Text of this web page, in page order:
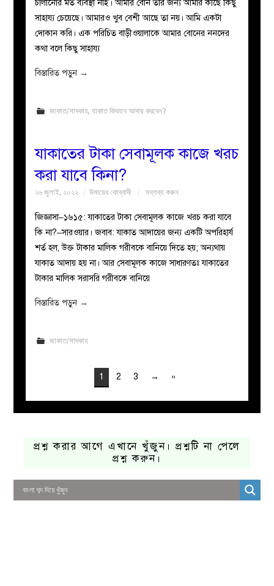
চালানোর মত ব্যবস্থা নাই। আমার বোন তার জন্য আমার কাছে কিছু
সাহায্য চেয়েছে। আমারও খুব বেশী আছে তা নয়। আমি একটা
দোকান করি। এক পরিচিত বাড়ীওয়ালাকে আমার বোনের ননদের
কথা বলে কিছু সাহায্য
বিস্তারিত পড়ুন →
জাকাত/সাদকাহ, যাকাত কিভাবে আদায় করবেন?
যাকাতের টাকা সেবামূলক কাজে খরচ
করা যাবে কিনা?
২৬ জুলাই, ২০২২ উমায়ের কোব্বাদী মন্তব্য করুন
জিজ্ঞাসা–১৬১৫: যাকাতের টাকা সেবামূলক কাজে খরচ করা যাবে
কি না?–সারওয়ার। জবাব: যাকাত আদায়ের জন্য একটি অপরিহার্য
শর্ত হল, উক্ত টাকার মালিক গরীবকে বানিয়ে দিতে হয়; অন্যথায়
যাকাত আদায় হয় না। আর সেবামূলক কাজে সাধারণতঃ যাকাতের
টাকার মালিক সরাসরি গরীবকে বানিয়ে
বিস্তারিত পড়ুন →
জাকাত/সাদকাহ
1 2 3 → »
প্রশ্ন করার আগে এখানে খুঁজুন। প্রশ্নটি না পেলে
প্রশ্ন করুন।